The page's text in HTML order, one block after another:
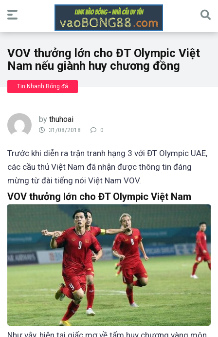
VOV thưởng lớn cho ĐT Olympic Việt
Nam nếu giành huy chương đồng
Tin Nhanh Bóng đá
by thuhoai
31/08/2018 0
Trước khi diễn ra trận tranh hạng 3 với ĐT Olympic UAE,
các cầu thủ Việt Nam đã nhận được thông tin đáng
mừng từ đài tiếng nói Việt Nam VOV.
VOV thưởng lớn cho ĐT Olympic Việt Nam
Như vậy, hiện tại giấc mơ về tấm huy chương vàng môn